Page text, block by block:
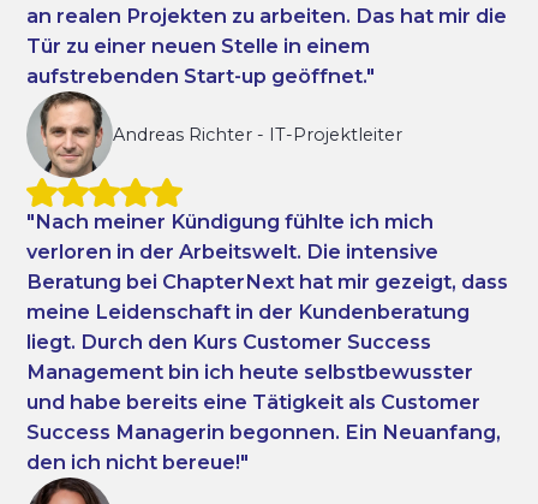
an realen Projekten zu arbeiten. Das hat mir die
Tür zu einer neuen Stelle in einem
aufstrebenden Start-up geöffnet."
Andreas Richter- IT-Projektleiter
"Nach meiner Kündigung fühlte ich mich
verloren in der Arbeitswelt. Die intensive
Beratung bei ChapterNext hat mir gezeigt, dass
meine Leidenschaft in der Kundenberatung
liegt. Durch den Kurs Customer Success
Management bin ich heute selbstbewusster
und habe bereits eine Tätigkeit als Customer
Success Managerin begonnen. Ein Neuanfang,
den ich nicht bereue!"